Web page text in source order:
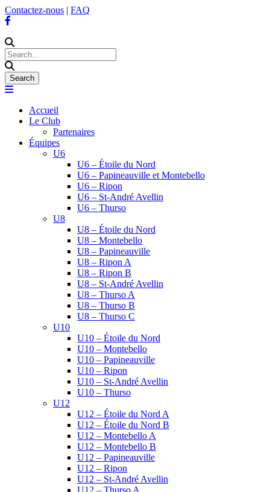
Contactez-nous | FAQ
Accueil
Le Club
Partenaires
Équipes
U6
U6 – Étoile du Nord
U6 – Papineauville et Montebello
U6 – Ripon
U6 – St-André Avellin
U6 – Thurso
U8
U8 – Étoile du Nord
U8 – Montebello
U8 – Papineauville
U8 – Ripon A
U8 – Ripon B
U8 – St-André Avellin
U8 – Thurso A
U8 – Thurso B
U8 – Thurso C
U10
U10 – Étoile du Nord
U10 – Montebello
U10 – Papineauville
U10 – Ripon
U10 – St-André Avellin
U10 – Thurso
U12
U12 – Étoile du Nord A
U12 – Étoile du Nord B
U12 – Montebello A
U12 – Montebello B
U12 – Papineauville
U12 – Ripon
U12 – St-André Avellin
U12 – Thurso A